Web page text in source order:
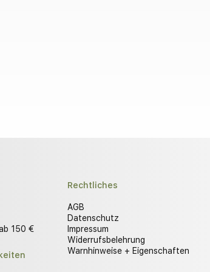
150 €
Rechtliches
AGB
Datenschutz
Impressum
Widerrufsbelehrung
Warnhinweise + Eigenschaften